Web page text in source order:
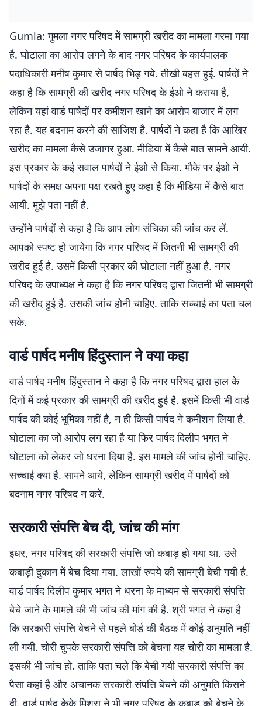
Gumla: गुमला नगर परिषद में सामग्री खरीद का मामला गरमा गया
है. घोटाला का आरोप लगने के बाद नगर परिषद के कार्यपालक
पदाधिकारी मनीष कुमार से पार्षद भिड़ गये. तीखी बहस हुई. पार्षदों ने
कहा है कि सामग्री की खरीद नगर परिषद के ईओ ने कराया है,
लेकिन यहां वार्ड पार्षदों पर कमीशन खाने का आरोप बाजार में लग
रहा है. यह बदनाम करने की साजिश है. पार्षदों ने कहा है कि आखिर
खरीद का मामला कैसे उजागर हुआ. मीडिया में कैसे बात सामने आयी.
इस प्रकार के कई सवाल पार्षदों ने ईओ से किया. मौके पर ईओ ने
पार्षदों के समक्ष अपना पक्ष रखते हुए कहा है कि मीडिया में कैसे बात
आयी. मुझे पता नहीं है.
उन्होंने पार्षदों से कहा है कि आप लोग संचिका की जांच कर लें.
आपको स्पष्ट हो जायेगा कि नगर परिषद में जितनी भी सामग्री की
खरीद हुई है. उसमें किसी प्रकार की घोटाला नहीं हुआ है. नगर
परिषद के उपाध्यक्ष ने कहा है कि नगर परिषद द्वारा जितनी भी सामग्री
की खरीद हुई है. उसकी जांच होनी चाहिए. ताकि सच्चाई का पता चल
सके.
वार्ड पार्षद मनीष हिंदुस्तान ने क्या कहा
वार्ड पार्षद मनीष हिंदुस्तान ने कहा है कि नगर परिषद द्वारा हाल के
दिनों में कई प्रकार की सामग्री की खरीद हुई है. इसमें किसी भी वार्ड
पार्षद की कोई भूमिका नहीं है, न ही किसी पार्षद ने कमीशन लिया है.
घोटाला का जो आरोप लग रहा है या फिर पार्षद दिलीप भगत ने
घोटाला को लेकर जो धरना दिया है. इस मामले की जांच होनी चाहिए.
सच्चाई क्या है. सामने आये, लेकिन सामग्री खरीद में पार्षदों को
बदनाम नगर परिषद न करें.
सरकारी संपत्ति बेच दी, जांच की मांग
इधर, नगर परिषद की सरकारी संपत्ति जो कबाड़ हो गया था. उसे
कबाड़ी दुकान में बेच दिया गया. लाखों रुपये की सामग्री बेची गयी है.
वार्ड पार्षद दिलीप कुमार भगत ने धरना के माध्यम से सरकारी संपत्ति
बेचे जाने के मामले की भी जांच की मांग की है. श्री भगत ने कहा है
कि सरकारी संपत्ति बेचने से पहले बोर्ड की बैठक में कोई अनुमति नहीं
ली गयी. चोरी चुपके सरकारी संपत्ति को बेचना यह चोरी का मामला है.
इसकी भी जांच हो. ताकि पता चले कि बेची गयी सरकारी संपत्ति का
पैसा कहां है और अचानक सरकारी संपत्ति बेचने की अनुमति किसने
दी. वार्ड पार्षद केके मिश्रा ने भी नगर परिषद के कबाड़ को बेचने के